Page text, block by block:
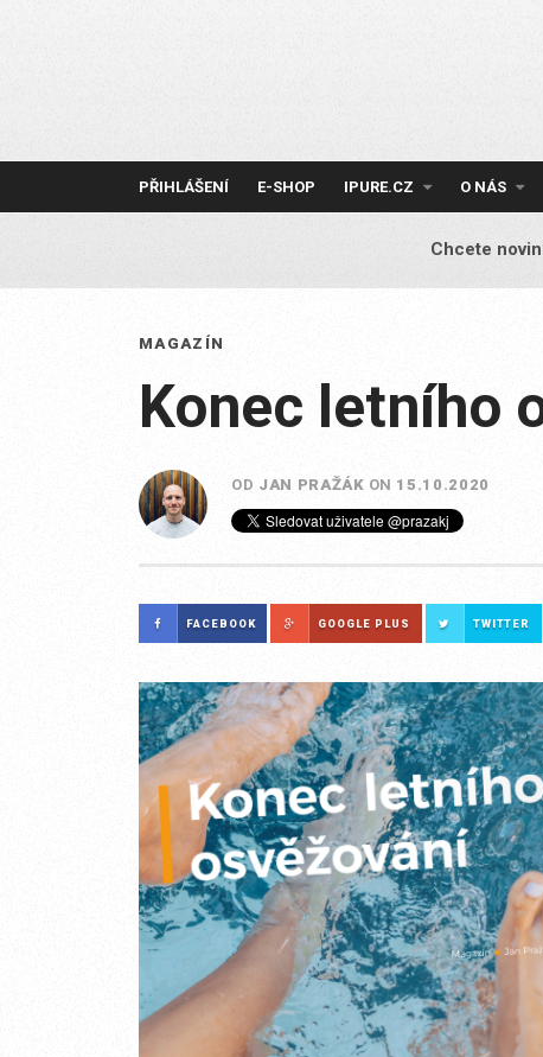
PŘIHLÁŠENÍ E-SHOP IPURE.CZ O NÁS
Chcete
MAGAZÍN
Konec letního
OD JAN PRAŽÁK ON 15.10.2020
FACEBOOK GOOGLE PLUS TWITTER